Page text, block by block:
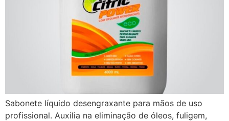
Sabonete líquido desengraxante para mãos de uso
profissional. Auxilia na eliminação de óleos, fuligem,